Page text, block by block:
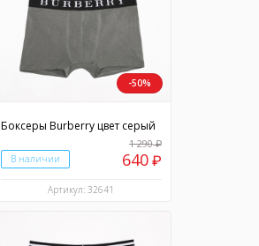
-50%
Боксеры Burberry цвет серый
В наличии
1 290₽
640 ₽
Артикул: 32641